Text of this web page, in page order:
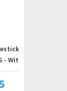
- Wit